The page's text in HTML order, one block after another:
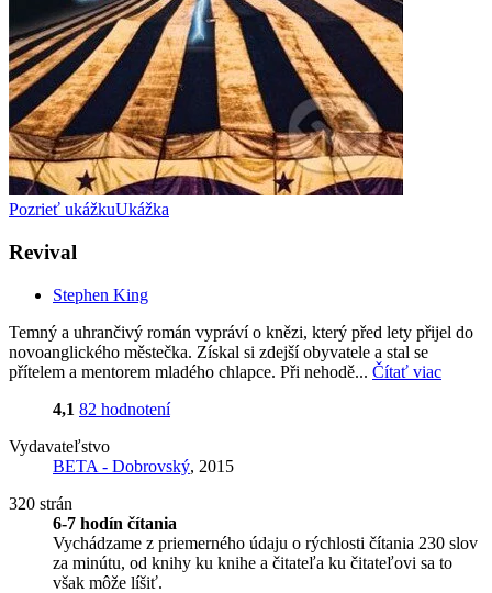
Pozrieť ukážkuUkážka
Revival
Stephen King
Temný a uhrančivý román vypráví o knězi, který před lety přijel do
novoanglického městečka. Získal si zdejší obyvatele a stal se
přítelem a mentorem mladého chlapce. Při nehodě... Čítať viac
4,1 82 hodnotení
Vydavateľstvo
BETA - Dobrovský, 2015
320 strán
6-7 hodín čítania
Vychádzame z priemerného údaju o rýchlosti čítania 230 slov
za minútu, od knihy ku knihe a čitateľa ku čitateľovi sa to
však môže líšiť.